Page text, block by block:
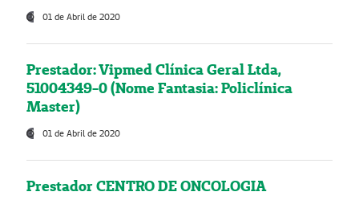
01 de Abril de 2020
Prestador: Vipmed Clínica Geral Ltda,
51004349-0 (Nome Fantasia: Policlínica
Master)
01 de Abril de 2020
Prestador CENTRO DE ONCOLOGIA